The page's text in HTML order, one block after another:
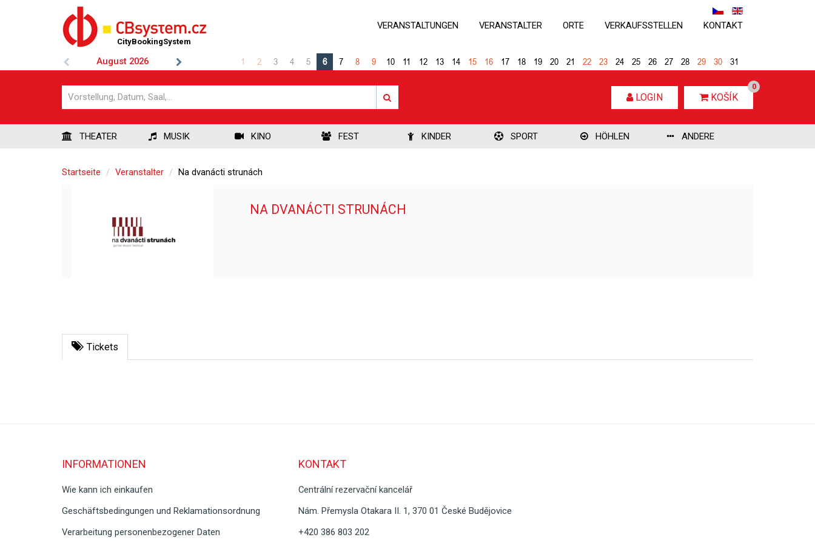
CityBookingSystem
VERANSTALTUNGEN VERANSTALTER ORTE VERKAUFSSTELLEN KONTAKT
LOGIN KOŠÍK
0
August 2026 1 2 3 4 5 6 7 8 9 10 11 12 13 14 15 16 17 18 19 20 21 22 23 24 25 26 27 28 29 30 31
THEATER MUSIK KINO FEST KINDER SPORT HÖHLEN ANDERE
Startseite Veranstalter Na dvanácti strunách
NA DVANÁCTI STRUNÁCH
Tickets
INFORMATIONEN
Wie kann ich einkaufen
Geschäftsbedingungen und Reklamationsordnung
Verarbeitung personenbezogener Daten
KONTAKT
Centrální rezervační kancelář
Nám. Přemysla Otakara II. 1, 370 01 České Budějovice
+420 386 803 202